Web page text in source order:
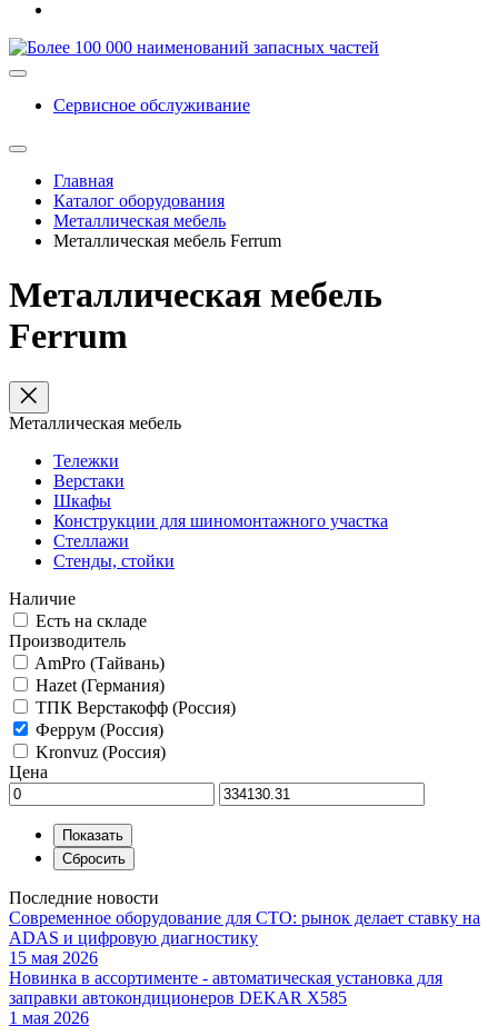
Сервисное обслуживание
Главная
Каталог оборудования
Металлическая мебель
Металлическая мебель Ferrum
Металлическая мебель
Ferrum
Металлическая мебель
Тележки
Верстаки
Шкафы
Конструкции для шиномонтажного участка
Стеллажи
Стенды, стойки
Наличие
Есть на складе
Производитель
AmPro (Тайвань)
Hazet (Германия)
ТПК Верстакофф (Россия)
Феррум (Россия)
Kronvuz (Россия)
Цена
Последние новости
Современное оборудование для СТО: рынок делает ставку на
ADAS и цифровую диагностику
15 мая 2026
Новинка в ассортименте - автоматическая установка для
заправки автокондиционеров DEKAR X585
1 мая 2026